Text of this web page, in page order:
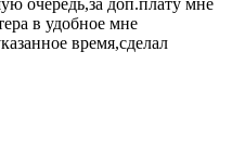
очередь,за доп.плату мне
в удобное мне
время,сделал